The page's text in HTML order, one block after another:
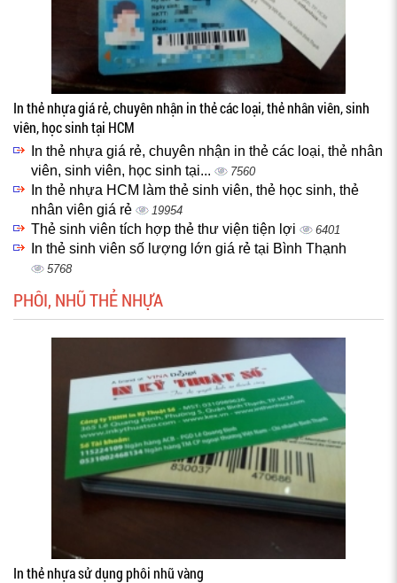
In thẻ nhựa giá rẻ, chuyên nhận in thẻ các loại, thẻ nhân viên, sinh
viên, học sinh tại HCM
In thẻ nhựa giá rẻ, chuyên nhận in thẻ các loại, thẻ nhân
viên, sinh viên, học sinh tại...
7560
In thẻ nhựa HCM làm thẻ sinh viên, thẻ học sinh, thẻ
nhân viên giá rẻ
19954
Thẻ sinh viên tích hợp thẻ thư viện tiện lợi 6401
In thẻ sinh viên số lượng lớn giá rẻ tại Bình Thạnh
5768
PHÔI, NHŨ THẺ NHỰA
In thẻ nhựa sử dụng phôi nhũ vàng